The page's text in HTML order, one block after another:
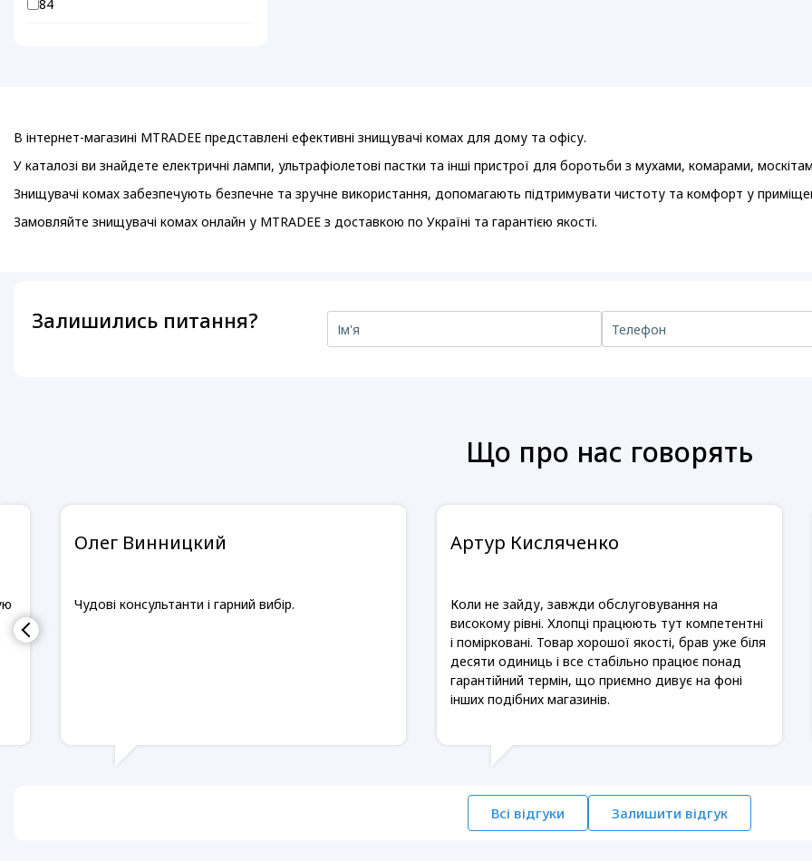
84
В інтернет-магазині MTRADEE представлені ефективні знищувачі комах для дому та офісу.
У каталозі ви знайдете електричні лампи, ультрафіолетові пастки та інші пристрої для боротьби з мухами, комарами,
Знищувачі комах забезпечують безпечне та зручне використання, допомагають підтримувати чистоту та комфорт у
Замовляйте знищувачі комах онлайн у MTRADEE з доставкою по Україні та гарантією якості.
Залишились питання?
Що про нас говорять
Олег Винницкий
Чудові консультанти і гарний вибір.
Артур Кисляченко
Коли не зайду, завжди обслуговування на
високому рівні. Хлопці працюють тут компетентні
і помірковані. Товар хорошої якості, брав уже біля
десяти одиниць і все стабільно працює понад
гарантійний термін, що приємно дивує на фоні
інших подібних магазинів.
Всі відгуки Залишити відгук